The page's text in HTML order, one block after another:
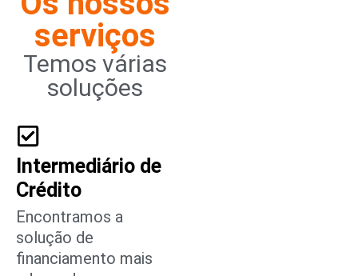
serviços
Temos várias
soluções
Intermediário de
Crédito
Encontramos a
solução de
financiamento mais